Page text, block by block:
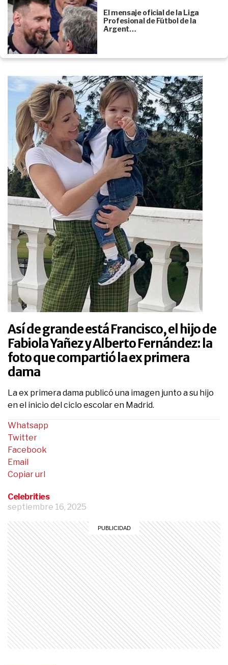
El mensaje oficial de la Liga
Profesional de Fútbol de la
Argent…
Así de grande está Francisco, el hijo de
Fabiola Yañez y Alberto Fernández: la
foto que compartió la ex primera
dama
La ex primera dama publicó una imagen junto a su hijo
en el inicio del ciclo escolar en Madrid.
Celebrities
septiembre 16, 2025
Whatsapp
Twitter
Facebook
Email
Copiar url